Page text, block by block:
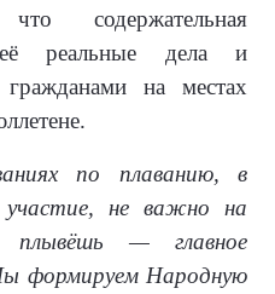
содержательная
реальные дела и
на местах
по плаванию, в
не важно на
— главное
формируем Народную